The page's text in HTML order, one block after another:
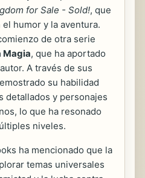
for Sale - Sold!, que
humor y la aventura.
de otra serie
Magia, que ha aportado
A través de sus
su habilidad
detallados y personajes
lo que ha resonado
niveles.
ha mencionado que la
temas universales